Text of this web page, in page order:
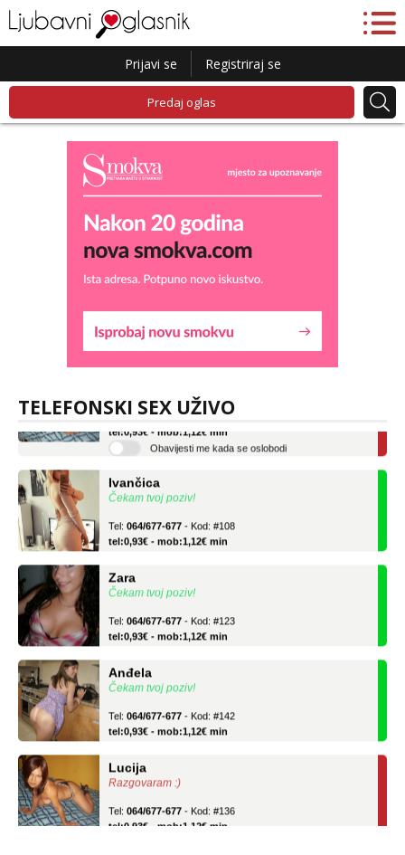
Prijavi se Registriraj se
Predaj oglas
TELEFONSKI SEX UŽIVO
Lucija
Tel: 064/677-677 - Kod: #136
Obavijesti me kada se oslobodi
Ivančica
Čekam tvoj poziv!
tel:0,93€ - mob:1,12€ min
Zara
Čekam tvoj poziv!
tel:0,93€ - mob:1,12€ min
Anđela
Čekam tvoj poziv!
tel:0,93€ - mob:1,12€ min
Lucija
Razgovaram :)
tel:0,93€ - mob:1,12€ min